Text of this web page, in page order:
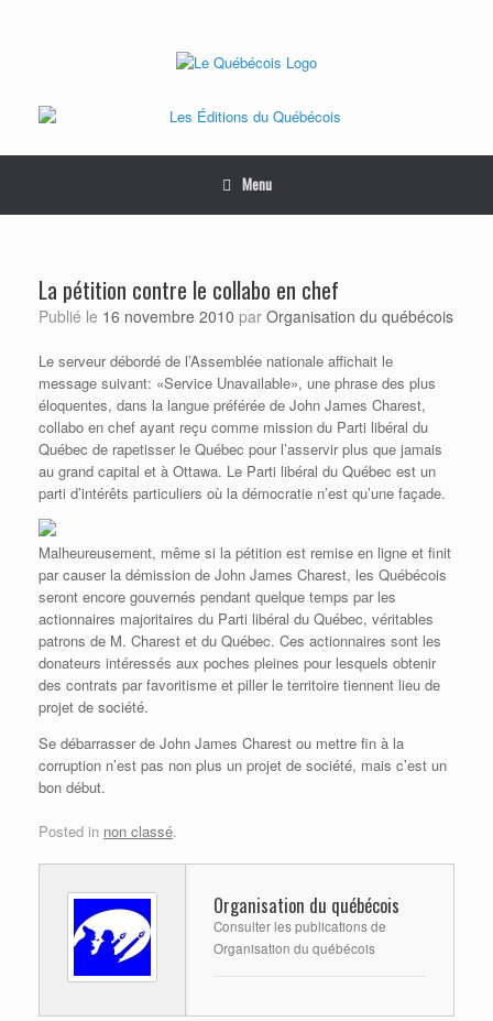
Menu
La pétition contre le collabo en chef
Publié le 16 novembre 2010 par Organisation du québécois
Le serveur débordé de l’Assemblée nationale affichait le
message suivant: «Service Unavailable», une phrase des plus
éloquentes, dans la langue préférée de John James Charest,
collabo en chef ayant reçu comme mission du Parti libéral du
Québec de rapetisser le Québec pour l’asservir plus que jamais
au grand capital et à Ottawa. Le Parti libéral du Québec est un
parti d’intérêts particuliers où la démocratie n’est qu’une façade.
Malheureusement, même si la pétition est remise en ligne et finit
par causer la démission de John James Charest, les Québécois
seront encore gouvernés pendant quelque temps par les
actionnaires majoritaires du Parti libéral du Québec, véritables
patrons de M. Charest et du Québec. Ces actionnaires sont les
donateurs intéressés aux poches pleines pour lesquels obtenir
des contrats par favoritisme et piller le territoire tiennent lieu de
projet de société.
Se débarrasser de John James Charest ou mettre fin à la
corruption n’est pas non plus un projet de société, mais c’est un
bon début.
Posted in non classé.
Organisation du québécois
Consulter les publications de
Organisation du québécois